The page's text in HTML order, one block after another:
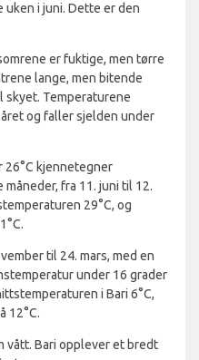
uken i juni. Dette er den
er fuktige, men tørre
lange, men bitende
skyet. Temperaturene
og faller sjelden under
26°C kjennetegner
fra 11. juni til 12.
29°C, og
til 24. mars, med en
under 16 grader
i Bari 6°C,
12°C.
vått. Bari opplever et bredt